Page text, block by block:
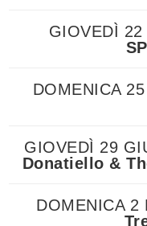
GIOVEDÌ 22
DOMENICA
GIOVEDÌ 29
Donatiello &
DOMENICA 2